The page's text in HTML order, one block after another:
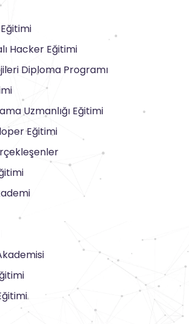
Hacker Eğitimi
Diploma Programı
Uzmanlığı Eğitimi
Eğitimi